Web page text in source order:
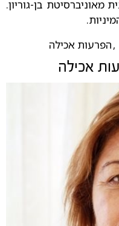
מאוניברסיטת בן-גוריון.
,הפרעות אכילה
אכילה